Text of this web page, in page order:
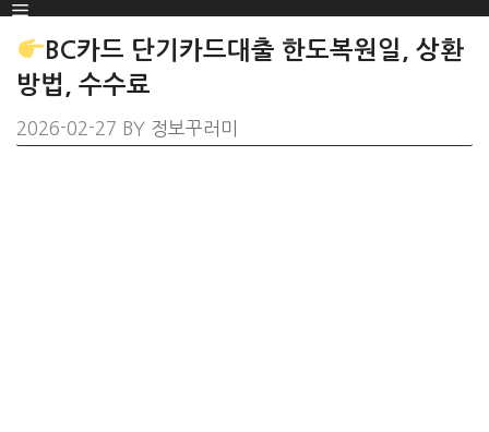
SKIP
TO
CONTENT
Menu
BC카드 단기카드대출 한도복원일, 상환
방법, 수수료
2026-02-27 BY 정보꾸러미